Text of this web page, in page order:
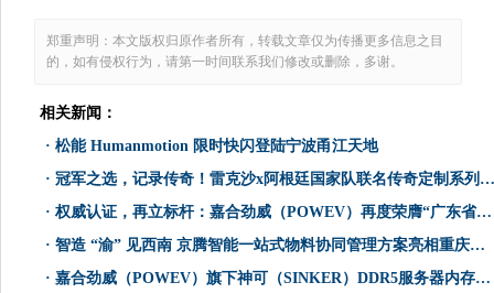
郑重声明：本文版权归原作者所有，转载文章仅为传播更多信息之目
的，如有侵权行为，请第一时间联系我们修改或删除，多谢。
相关新闻：
· 松能 Humanmotion 限时快闪登陆宁波甬江天地
· 冠军之选，记录传奇！雷克沙x阿根廷国家队联名传奇定制系列存储产品重磅上市
· 权威认证，再立标杆：嘉合劲威（POWEV）再度荣膺“广东省制造业单项冠军企业”
· 智造 “渝” 见西南 京腾智能一站式物料协同管理方案亮相重庆电子技术展览会
· 嘉合劲威（POWEV）旗下神可（SINKER）DDR5服务器内存，实现规模化量产交付